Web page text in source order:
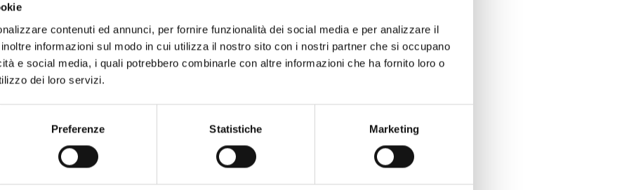
contenuti ed annunci, per fornire funzionalità dei social media e per analizzare il
informazioni sul modo in cui utilizza il nostro sito con i nostri partner che si occupano
e social media, i quali potrebbero combinarle con altre informazioni che ha fornito loro o
dei loro servizi.
Preferenze Statistiche Marketing
del Piano nazionale di rilancio e
delle strutture amministrative e di
in legge, con modificazioni, del decreto-legge 31
Piano nazionale di ripresa e resilienza e prime
e di accelerazione e snellimento
tecniche per la redazione dei sistemi di